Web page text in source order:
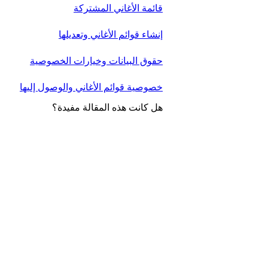
قائمة الأغاني المشتركة
إنشاء قوائم الأغاني وتعديلها
حقوق البيانات وخيارات الخصوصية
خصوصية قوائم الأغاني والوصول إليها
هل كانت هذه المقالة مفيدة؟